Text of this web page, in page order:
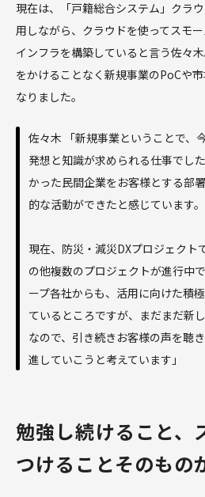
現在は、「戸籍総合システム」クラ
用しながら、クラウドを使ってスモ
インフラを構築していると言う佐々
をかけることなく新規事業のPoCや
なりました。
佐々木 「新規事業ということで、
発想と知識が求められる仕事でし
かった民間企業をお客様とする部
的な活動ができたと感じています。
現在、防災・減災DXプロジェクト
の他複数のプロジェクトが進行中
ープ各社からも、活用に向けた積
ているところですが、まだまだ新
なので、引き続きお客様の声を聴
進していこうと考えています」
勉強し続けること、
つけることそのもの